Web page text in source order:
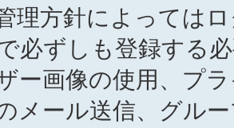
理方針によっては
必ずしも登録する
ー画像の使用、プ
メール送信、グル